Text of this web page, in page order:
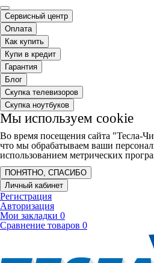
Сервисный центр
Оплата
Как купить
Купи в кредит
Гарантия
Блог
Скупка телевизоров
Скупка ноутбуков
Мы используем cookie
Во время посещения сайта "Тесла-
что мы обрабатываем ваши
использованием метрических
ПОНЯТНО, СПАСИБО
Личный кабинет
Регистрация
Авторизация
Мои закладки 0
Сравнение товаров 0